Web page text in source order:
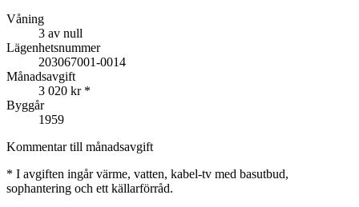
Våning
3 av null
Lägenhetsnummer
203067001-0014
Månadsavgift
3 020 kr*
Byggår
1959
Kommentar till månadsavgift
* I avgiften ingår värme, vatten, kabel-tv med basutbud,
sophantering och ett källarförråd.